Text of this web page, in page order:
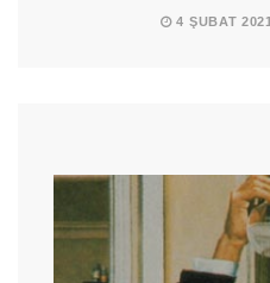
4 ŞUBAT 2021